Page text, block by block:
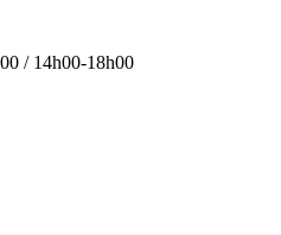
/ 14h00-18h00